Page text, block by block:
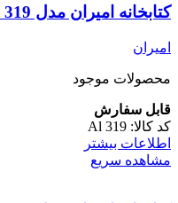
کتابخانه امیران مدل Amiran AL 319
امیران
محصولات موجود
قابل سفارش
کد کالا: Al 319
اطلاعات بیشتر
مشاهده سریع